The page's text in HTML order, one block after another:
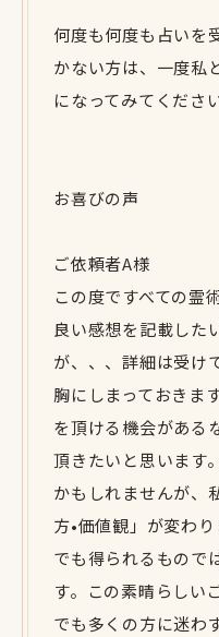
何度も何度も占いを
かない方は、一度私
になってみてくださ
お喜びの声
ご依頼者A様
この度ですべての霊
良い感想を記載した
が、、、詳細は受け
胸にしまっておき
を頂ける機会がある
頂きたいと思います
かもしれませんが、
方•価値観」が変わ
でも得られるもので
す。この素晴らしい
でも多くの方に迷わ